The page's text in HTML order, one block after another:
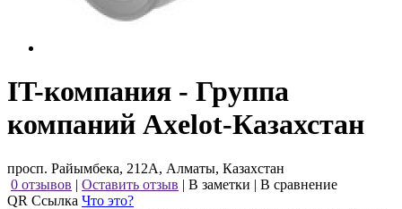
IT-компания - Группа
компаний Axelot-Казахстан
просп. Райымбека, 212А, Алматы, Казахстан
0 отзывов | Оставить отзыв | В заметки | В сравнение
QR Ссылка Что это?